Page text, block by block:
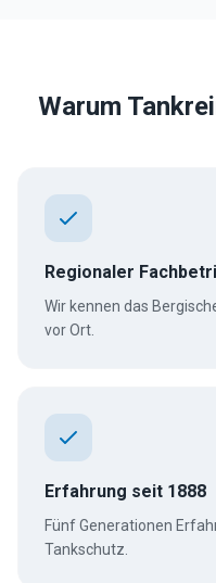
Warum
Regionaler
Wir kennen das
vor Ort.
Erfahrung seit 1888
Fünf Generationen
Tankschutz.